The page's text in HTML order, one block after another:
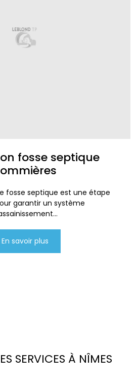
fosse septique
fosse septique est une étape
garantir un système
En savoir plus
SERVICES À NÎMES